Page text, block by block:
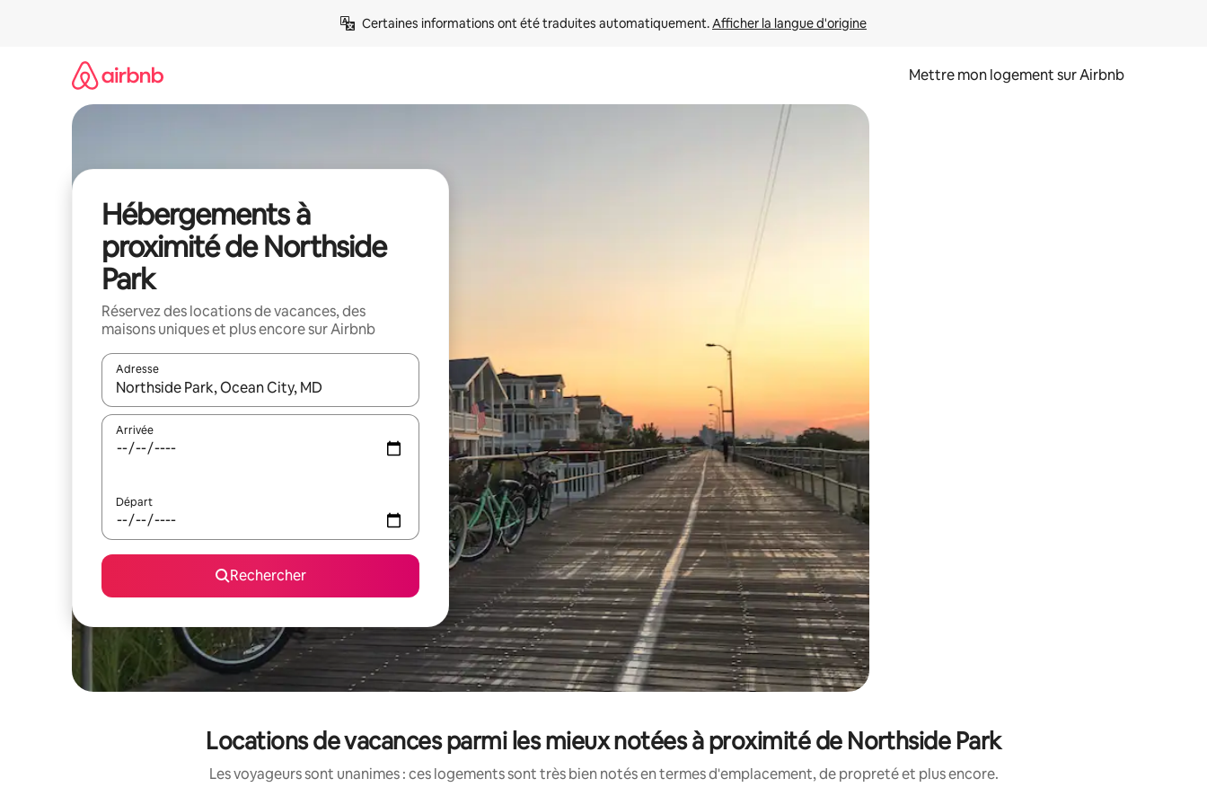
Certaines informations ont été traduites automatiquement. Afficher la langue d'origine
Mettre mon logement sur Airbnb
Hébergements à
proximité de Northside
Park
Réservez des locations de vacances, des
maisons uniques et plus encore sur Airbnb
Adresse
Lorsque les résultats s'affichent, utilisez les flèches vers le haut et vers le bas pour les parcourir ou en appuyant et en faisant glisser.
Arrivée
Départ
Rechercher
Locations de vacances parmi les mieux notées à proximité de Northside Park
Les voyageurs sont unanimes : ces logements sont très bien notés en termes d'emplacement, de propreté et plus encore.